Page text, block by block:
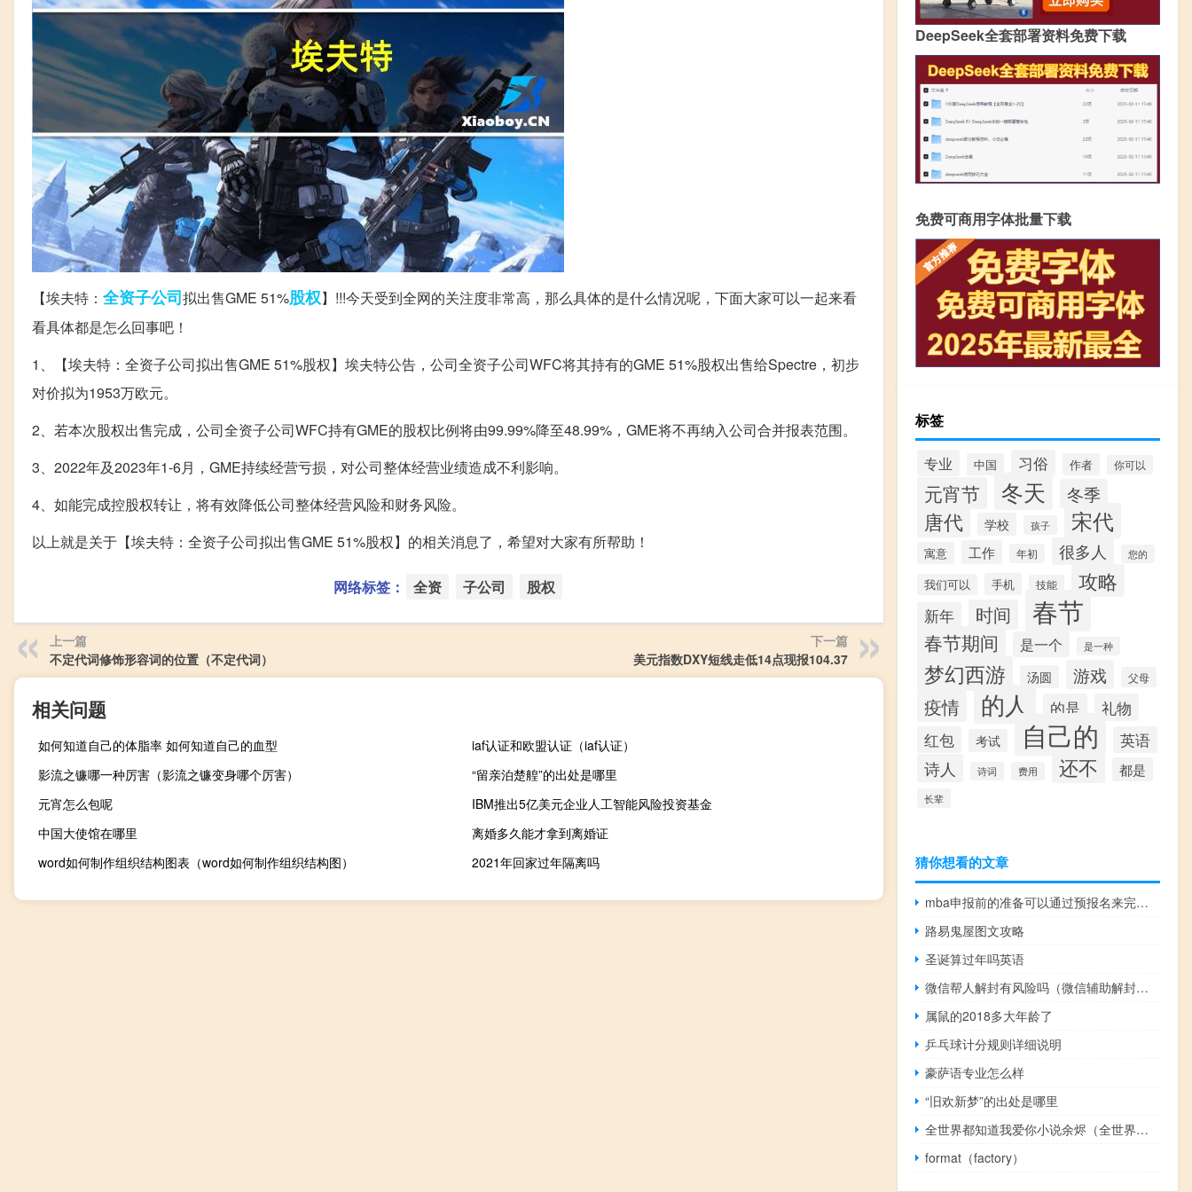
【埃夫特： 全资子公司拟出售GME 51%股权】!!!今天受到全网的关注度非常高，那么具体的是什么情况呢，下面大家可以一起来看
看具体都是怎么回事吧！
1、【埃夫特：全资子公司拟出售GME 51%股权】埃夫特公告，公司全资子公司WFC将其持有的GME 51%股权出售给Spectre，初步
对价拟为1953万欧元。
2、若本次股权出售完成，公司全资子公司WFC持有GME的股权比例将由99.99%降至48.99%，GME将不再纳入公司合并报表范围。
3、2022年及2023年1-6月，GME持续经营亏损，对公司整体经营业绩造成不利影响。
4、如能完成控股权转让，将有效降低公司整体经营风险和财务风险。
以上就是关于【埃夫特：全资子公司拟出售GME 51%股权】的相关消息了，希望对大家有所帮助！
网络标签： 全资 子公司 股权
上一篇
不定代词修饰形容词的位置（不定代词）
下一篇
美元指数DXY短线走低14点现报104.37
相关问题
如何知道自己的体脂率 如何知道自己的血型
iaf认证和欧盟认证（iaf认证）
影流之镰哪一种厉害（影流之镰变身哪个厉害）
“留亲泊楚艎”的出处是哪里
元宵怎么包呢
IBM推出5亿美元企业人工智能风险投资基金
中国大使馆在哪里
离婚多久能才拿到离婚证
word如何制作组织结构图表（word如何制作组织结构图）
2021年回家过年隔离吗
DeepSeek全套部署资料免费下载
免费可商用字体批量下载
标签
专业 中国 习俗 作者 你可以
元宵节 冬天 冬季
唐代 学校 孩子 宋代
寓意 工作 年初 很多人 您的
我们可以 手机 技能 攻略
新年 时间 春节
春节期间 是一个 是一种
梦幻西游 汤圆 游戏 父母
疫情 的人 的是 礼物
红包 考试 自己的 英语
诗人 诗词 费用 还不 都是
长辈
猜你想看的文章
mba申报前的准备可以通过预报名来完成吗
路易鬼屋图文攻略
圣诞算过年吗英语
微信帮人解封有风险吗（微信辅助解封到底有没有风险有什么风险）
属鼠的2018多大年龄了
乒乓球计分规则详细说明
豪萨语专业怎么样
“旧欢新梦”的出处是哪里
全世界都知道我爱你小说余烬（全世界都知道我爱你小说）
format（factory）